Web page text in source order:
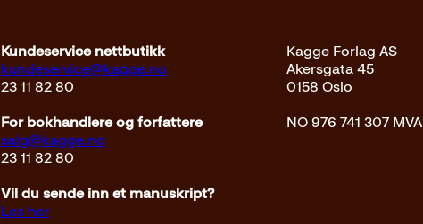
Kundeservice nettbutikk
kundeservice@kagge.no
23 11 82 80
For bokhandlere og forfattere
salg@kagge.no
23 11 82 80
Vil du sende inn et manuskript?
Les her
Kagge Forlag AS
Akersgata 45
0158 Oslo
NO 976 741 307 MVA